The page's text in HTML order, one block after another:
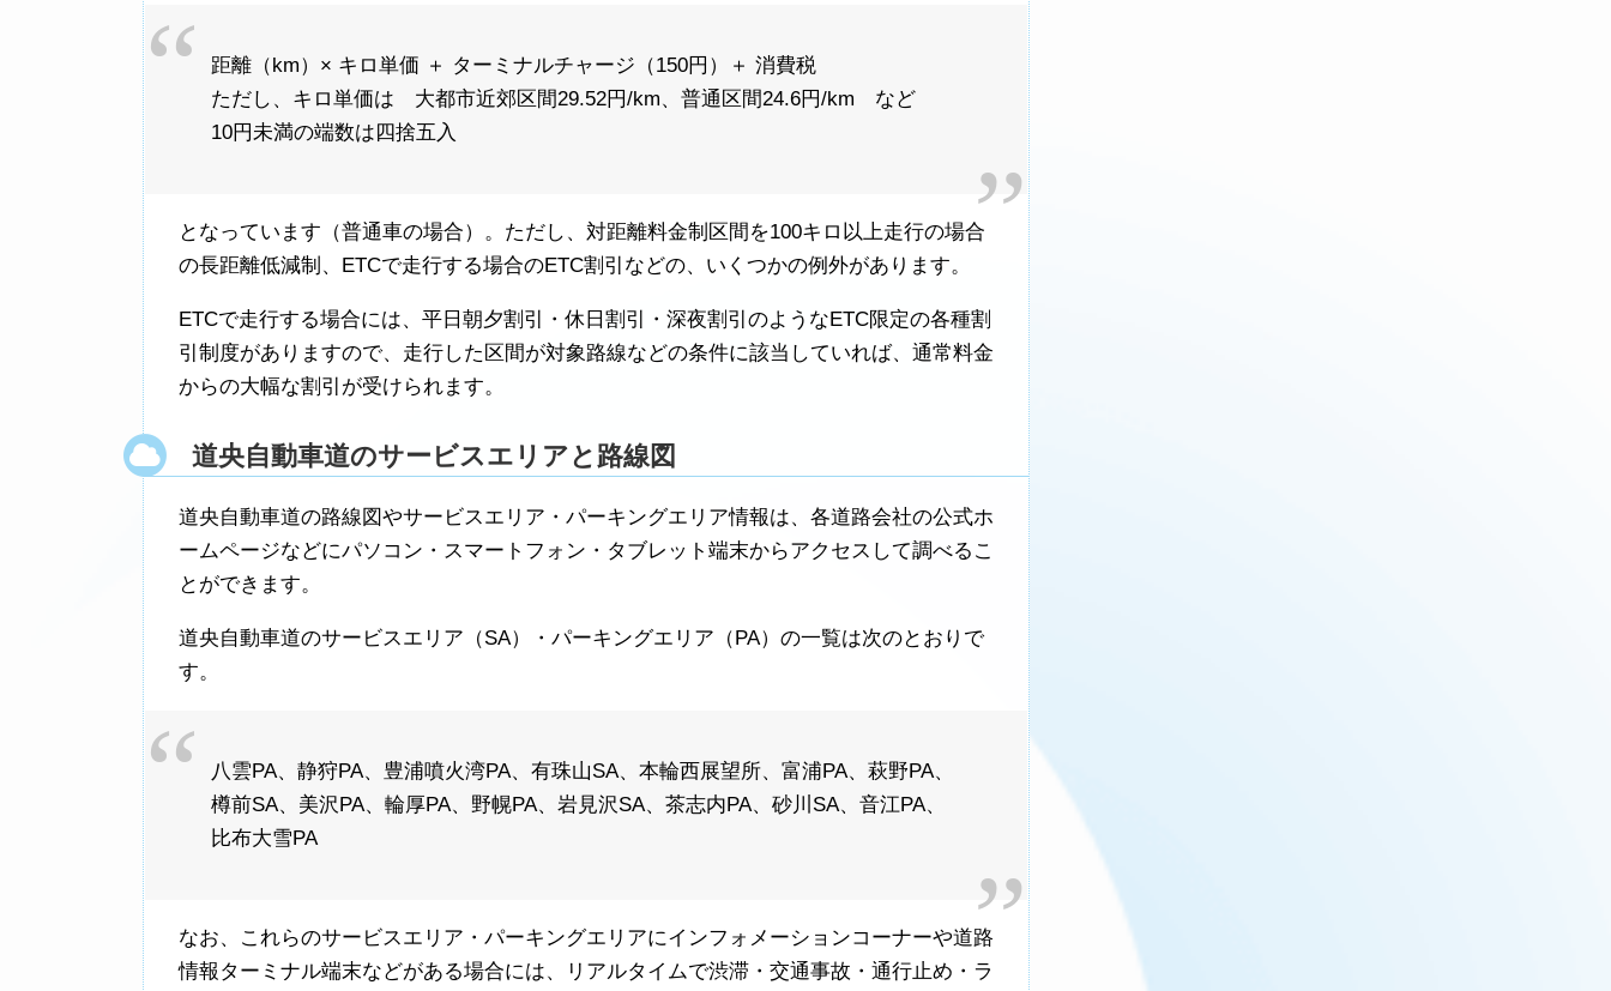
距離（km）× キロ単価 ＋ ターミナルチャージ（150円）＋ 消費税
ただし、キロ単価は 大都市近郊区間29.52円/km、普通区間24.6円/km など
10円未満の端数は四捨五入
となっています（普通車の場合）。ただし、対距離料金制区間を100キロ以上走行の場合
の長距離低減制、ETCで走行する場合のETC割引などの、いくつかの例外があります。
ETCで走行する場合には、平日朝夕割引・休日割引・深夜割引のようなETC限定の各種割
引制度がありますので、走行した区間が対象路線などの条件に該当していれば、通常料金
からの大幅な割引が受けられます。
道央自動車道のサービスエリアと路線図
道央自動車道の路線図やサービスエリア・パーキングエリア情報は、各道路会社の公式ホ
ームページなどにパソコン・スマートフォン・タブレット端末からアクセスして調べるこ
とができます。
道央自動車道のサービスエリア（SA）・パーキングエリア（PA）の一覧は次のとおりで
す。
八雲PA、静狩PA、豊浦噴火湾PA、有珠山SA、本輪西展望所、富浦PA、萩野PA、
樽前SA、美沢PA、輪厚PA、野幌PA、岩見沢SA、茶志内PA、砂川SA、音江PA、
比布大雪PA
なお、これらのサービスエリア・パーキングエリアにインフォメーションコーナーや道路
情報ターミナル端末などがある場合には、リアルタイムで渋滞・交通事故・通行止め・ラ